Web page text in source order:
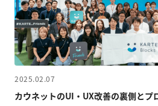
2025.02.07
カウネットのUI・UX改善の裏側とプ